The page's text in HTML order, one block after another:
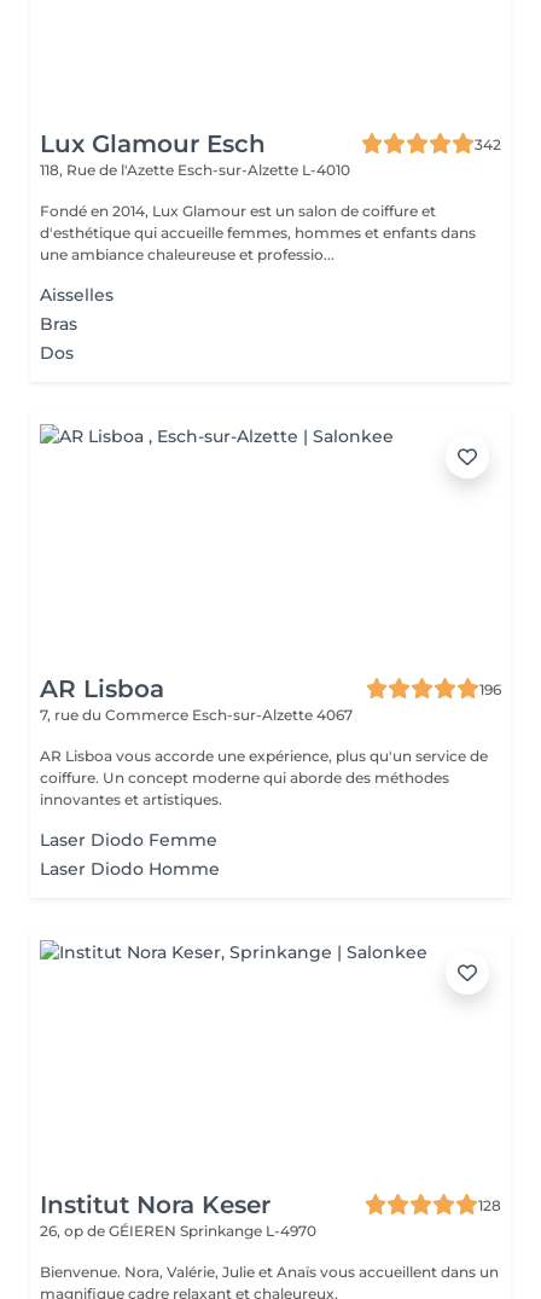
Lux Glamour Esch
342
118, Rue de l'Azette Esch-sur-Alzette L-4010
Fondé en 2014, Lux Glamour est un salon de coiffure et
d'esthétique qui accueille femmes, hommes et enfants dans
une ambiance chaleureuse et professio...
Aisselles
Bras
Dos
AR Lisboa
196
7, rue du Commerce Esch-sur-Alzette 4067
AR Lisboa vous accorde une expérience, plus qu'un service de
coiffure. Un concept moderne qui aborde des méthodes
innovantes et artistiques.
Laser Diodo Femme
Laser Diodo Homme
Institut Nora Keser
128
26, op de GÉIEREN Sprinkange L-4970
Bienvenue. Nora, Valérie, Julie et Anaïs vous accueillent dans un
magnifique cadre relaxant et chaleureux.